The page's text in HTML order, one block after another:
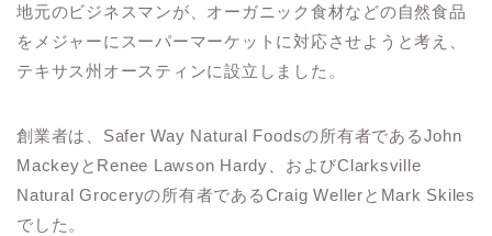
地元のビジネスマンが、オーガニック食材などの自然食品
をメジャーにスーパーマーケットに対応させようと考え、
テキサス州オースティンに設立しました。
創業者は、Safer Way Natural Foodsの所有者であるJohn
MackeyとRenee Lawson Hardy、およびClarksville
Natural Groceryの所有者であるCraig WellerとMark Skiles
でした。